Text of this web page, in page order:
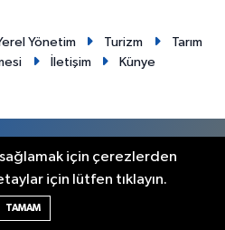
Yönetim Turizm
Tarım
İletişim Künye
© 2012. Her hakkı saklıdır.
için çerezlerden
için lütfen tıklayın.
TAMAM